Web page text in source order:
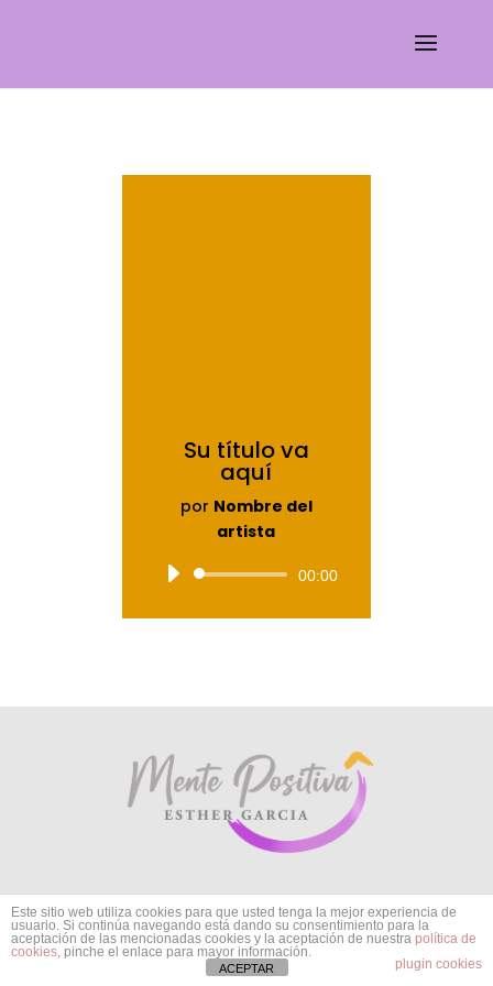
Su título va
aquí
por Nombre del
artista
Reproductor
audio
00:00
Este sitio web utiliza cookies para que usted tenga la mejor experiencia de
usuario. Si continúa navegando está dando su consentimiento para la
aceptación de las mencionadas cookies y la aceptación de nuestra política de
cookies, pinche el enlace para mayor información.
plugin cookies
ACEPTAR